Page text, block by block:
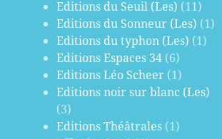
Editions du Seuil (Les) (11)
Editions du Sonneur (Les) (1)
Editions du typhon (Les) (1)
Editions Espaces 34 (6)
Editions Léo Scheer (1)
Editions noir sur blanc (Les)
(3)
Editions Théâtrales (1)